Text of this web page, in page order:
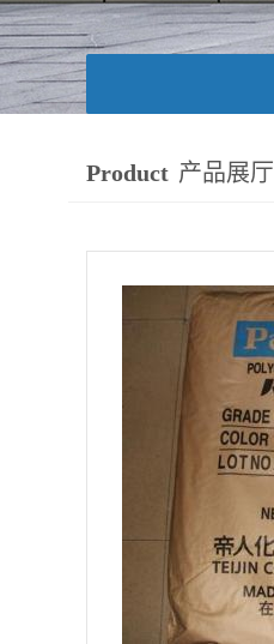
Product 产品展厅